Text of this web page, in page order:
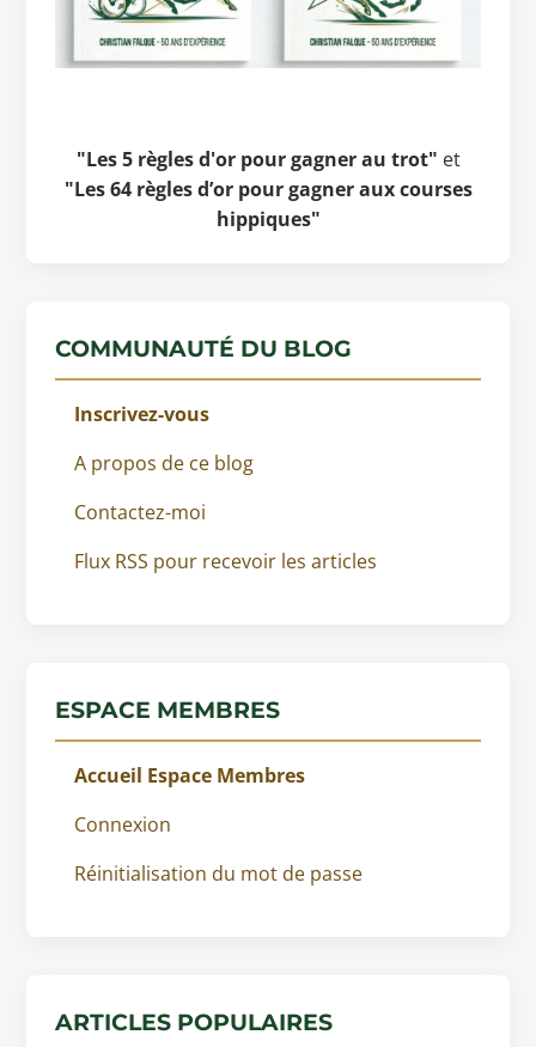
"Les 5 règles d'or pour gagner au trot" et
"Les 64 règles d’or pour gagner aux courses
hippiques"
COMMUNAUTÉ DU BLOG
Inscrivez-vous
A propos de ce blog
Contactez-moi
Flux RSS pour recevoir les articles
ESPACE MEMBRES
Accueil Espace Membres
Connexion
Réinitialisation du mot de passe
ARTICLES POPULAIRES